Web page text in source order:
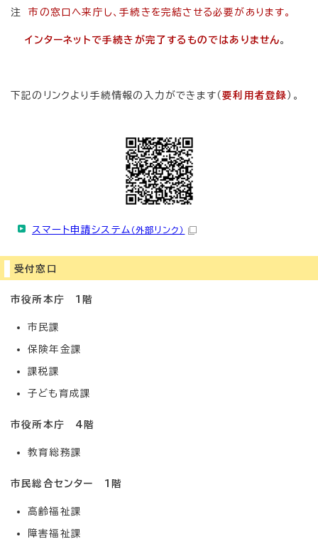
注市の窓口へ来庁し、手続きを完結させる必要があります。
インターネットで手続きが完了するものではありません。
下記のリンクより手続情報の入力ができます（要利用者登録 ）。
スマート申請システム （外部リンク）
受付窓口
市役所本庁 1階
市民課
保険年金課
課税課
子ども育成課
市役所本庁 4階
教育総務課
市民総合センター 1階
高齢福祉課
障害福祉課